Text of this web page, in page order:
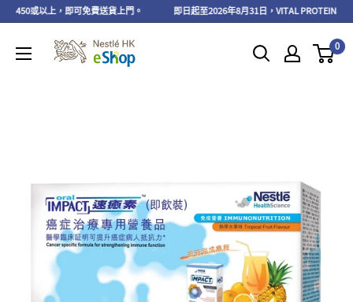
或以上，即可免費送貨上門。 即日起至2026年8月31日，VITAL PROTEINS™
0